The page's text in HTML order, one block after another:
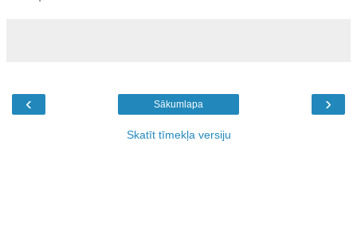
‹ ›
Sākumlapa
Skatīt tīmekļa versiju